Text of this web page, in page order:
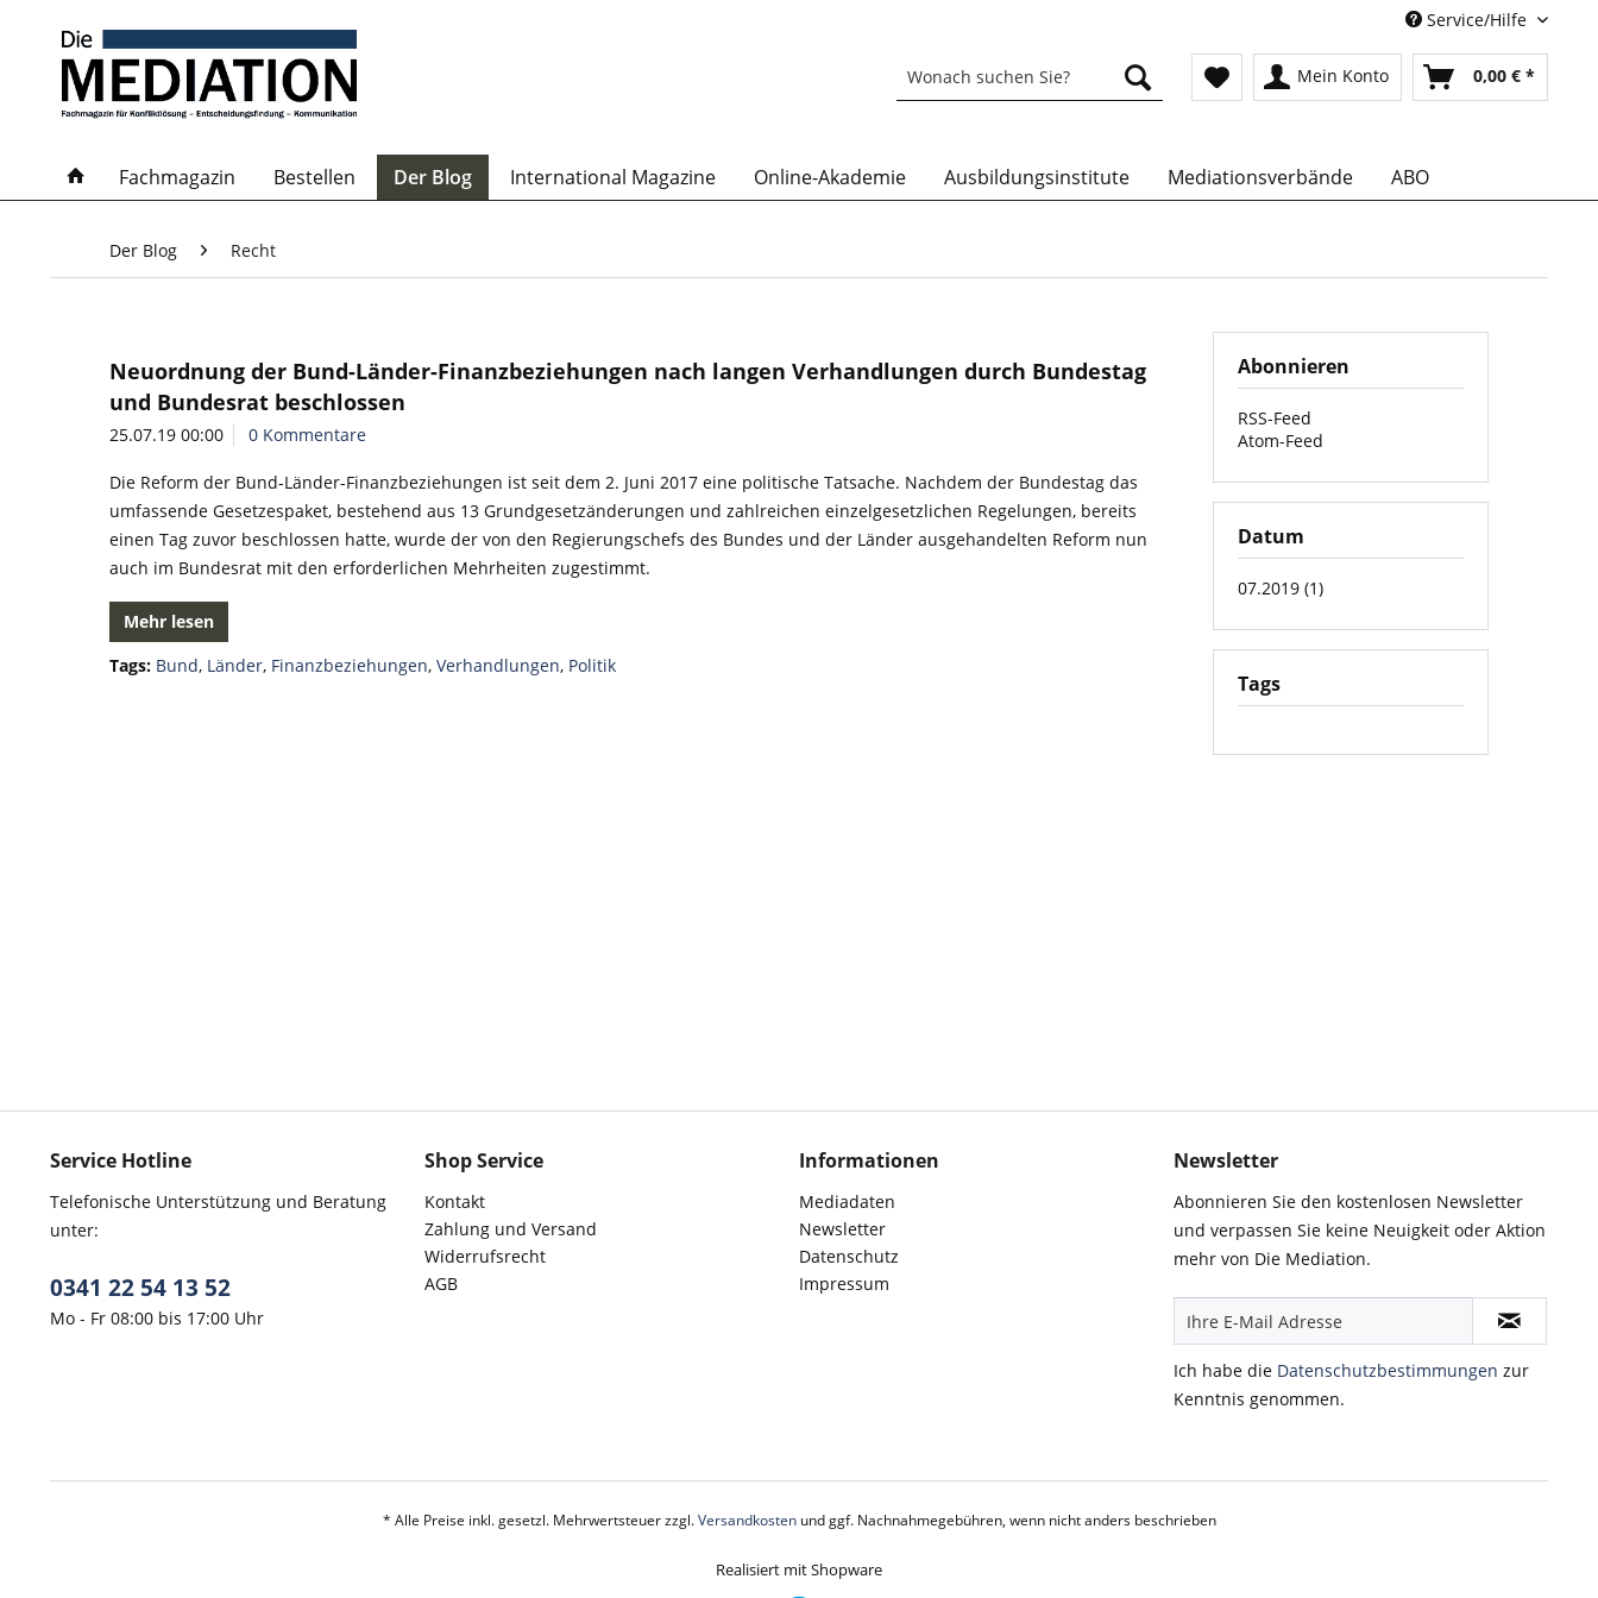
Service/Hilfe
Mein Konto 0,00 € *
Fachmagazin Bestellen Der Blog International Magazine Online-Akademie Ausbildungsinstitute Mediationsverbände ABO
Der Blog Recht
Abonnieren
RSS-Feed
Atom-Feed
Datum
07.2019 (1)
Tags
Neuordnung der Bund-Länder-Finanzbeziehungen nach langen Verhandlungen durch Bundestag
und Bundesrat beschlossen
25.07.19 00:00 0 Kommentare
Die Reform der Bund-Länder-Finanzbeziehungen ist seit dem 2. Juni 2017 eine politische Tatsache. Nachdem der Bundestag das
umfassende Gesetzespaket, bestehend aus 13 Grundgesetzänderungen und zahlreichen einzelgesetzlichen Regelungen, bereits
einen Tag zuvor beschlossen hatte, wurde der von den Regierungschefs des Bundes und der Länder ausgehandelten Reform nun
auch im Bundesrat mit den erforderlichen Mehrheiten zugestimmt.
Mehr lesen
Tags: Bund, Länder, Finanzbeziehungen, Verhandlungen, Politik
Service Hotline
Telefonische Unterstützung und Beratung
unter:
0341 22 54 13 52
Mo - Fr 08:00 bis 17:00 Uhr
Shop Service
Kontakt
Zahlung und Versand
Widerrufsrecht
AGB
Informationen
Mediadaten
Newsletter
Datenschutz
Impressum
Newsletter
Abonnieren Sie den kostenlosen Newsletter
und verpassen Sie keine Neuigkeit oder Aktion
mehr von Die Mediation.
Ich habe die Datenschutzbestimmungen zur
Kenntnis genommen.
* Alle Preise inkl. gesetzl. Mehrwertsteuer zzgl.Versandkostenund ggf. Nachnahmegebühren, wenn nicht anders beschrieben
Realisiert mit Shopware